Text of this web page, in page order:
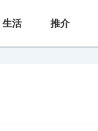
生活 推介